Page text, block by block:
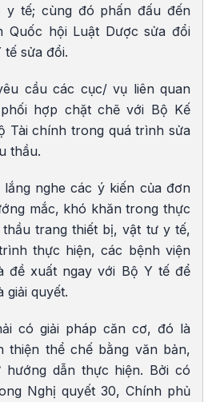
y tế; cùng đó phấn đấu đến
Quốc hội Luật Dược sửa đổi
tế sửa đổi.
cầu các cục/ vụ liên quan
hợp chặt chẽ với Bộ Kế
Tài chính trong quá trình sửa
thầu.
nghe các ý kiến của đơn
mắc, khó khăn trong thực
trang thiết bị, vật tư y tế,
thực hiện, các bệnh viện
đề xuất ngay với Bộ Y tế để
giải quyết.
có giải pháp căn cơ, đó là
thiện thể chế bằng văn bản,
hướng dẫn thực hiện. Bởi có
Nghị quyết 30, Chính phủ